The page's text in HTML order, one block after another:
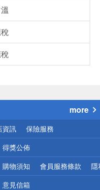
more
資訊 保險服務
得獎公佈
購物須知 會員服務條款 隱
意見信箱